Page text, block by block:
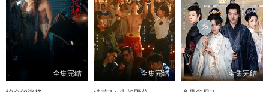
全集完结 全集完结 全集完结